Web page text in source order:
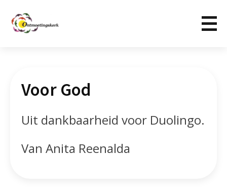
Voor God
Uit dankbaarheid voor Duolingo.
Van Anita Reenalda